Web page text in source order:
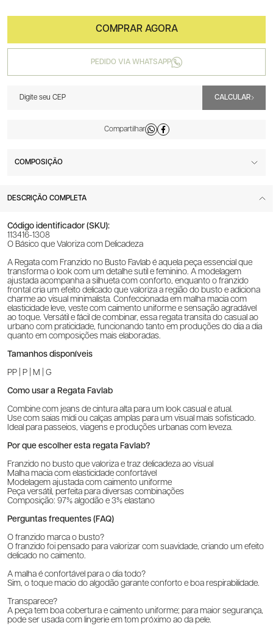
PEDIDO VIA WHATSAPP
COMPOSIÇÃO
DESCRIÇÃO COMPLETA
Código identificador (SKU):
113416-1308
O Básico que Valoriza com Delicadeza
A Regata com Franzido no Busto Favlab é aquela peça essencial que
transforma o look com um detalhe sutil e feminino. A modelagem
ajustada acompanha a silhueta com conforto, enquanto o franzido
frontal cria um efeito delicado que valoriza a região do busto e adiciona
charme ao visual minimalista. Confeccionada em malha macia com
elasticidade leve, veste com caimento uniforme e sensação agradável
ao toque. Versátil e fácil de combinar, essa regata transita do casual ao
urbano com praticidade, funcionando tanto em produções do dia a dia
quanto em composições mais elaboradas.
Tamanhos disponíveis
PP | P | M | G
Como usar a Regata Favlab
Combine com jeans de cintura alta para um look casual e atual.
Use com saias midi ou calças amplas para um visual mais sofisticado.
Ideal para passeios, viagens e produções urbanas com leveza.
Por que escolher esta regata Favlab?
Franzido no busto que valoriza e traz delicadeza ao visual
Malha macia com elasticidade confortável
Modelagem ajustada com caimento uniforme
Peça versátil, perfeita para diversas combinações
Composição: 97% algodão e 3% elastano
Perguntas frequentes (FAQ)
O franzido marca o busto?
O franzido foi pensado para valorizar com suavidade, criando um efeito
delicado no caimento.
A malha é confortável para o dia todo?
Sim, o toque macio do algodão garante conforto e boa respirabilidade.
Transparece?
A peça tem boa cobertura e caimento uniforme; para maior segurança,
pode ser usada com lingerie em tom próximo ao da pele.